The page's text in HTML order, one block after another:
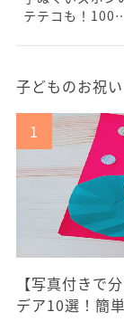
テテコも！
子どものお祝
【写真付きで
デア10選！簡